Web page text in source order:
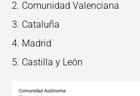
Comunidad Valenciana
Cataluña
Madrid
Castilla y León